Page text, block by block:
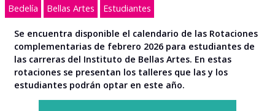
Bedelía Bellas Artes Estudiantes
Se encuentra disponible el calendario de las Rotaciones
complementarias de febrero 2026 para estudiantes de
las carreras del Instituto de Bellas Artes. En estas
rotaciones se presentan los talleres que las y los
estudiantes podrán optar en este año.